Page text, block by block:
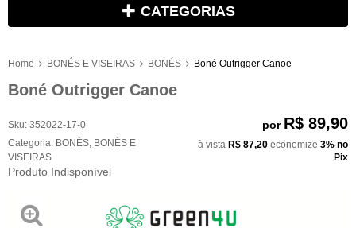
CATEGORIAS
Home BONÉS E VISEIRAS BONÉS Boné Outrigger Canoe
Boné Outrigger Canoe
Sku: 352022-17-0
Categoria: BONÉS BONÉS E
VISEIRAS
Produto Indisponível
por R$ 89,90
à vista R$ 87,20 economize 3% no
Pix